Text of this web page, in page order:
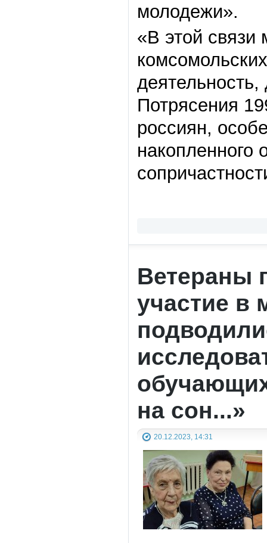
молодежи».
«В этой связи
деятельность,
Потрясения
россиян,
накопленного
Ветераны
участие в
на сон...»
20.12.2023, 14:31